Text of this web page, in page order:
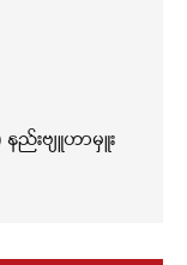
ည်းဗျူဟာမှူး